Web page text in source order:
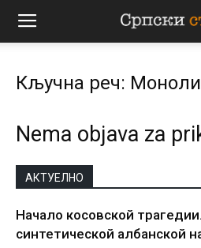
Српски
ставКључна реч:
Nema objava za
АКТУЕЛНО
Начало косовской
синтетической албанской